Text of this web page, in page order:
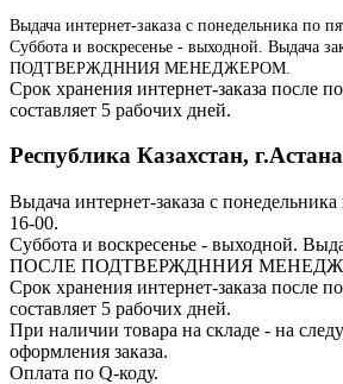
Выдача интернет-заказа с понедельника по
Суббота и воскресенье - выходной. Выдача
ПОДТВЕРЖДННИЯ МЕНЕДЖЕРОМ.
Срок хранения интернет-заказа после
составляет 5 рабочих дней.
Республика Казахстан,
Выдача интернет-заказа с
16-00.
Суббота и воскресенье - выходной.
ПОСЛЕ ПОДТВЕРЖДННИЯ
Срок хранения интернет-заказа после
составляет 5 рабочих дней.
При наличии товара на складе - на
оформления заказа.
Оплата по Q-коду.